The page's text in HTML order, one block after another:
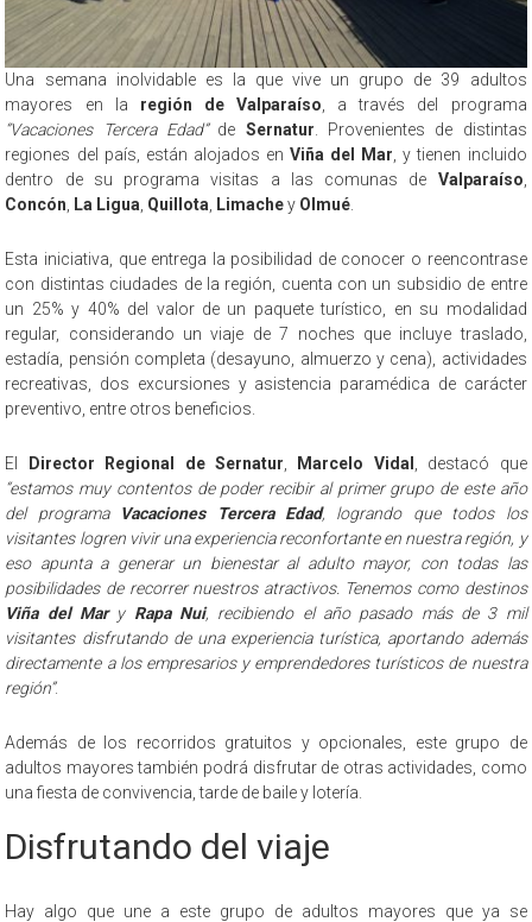
Una semana inolvidable es la que vive un grupo de 39 adultos
mayores en la región de Valparaíso , a través del programa
“Vacaciones Tercera Edad”de Sernatur . Provenientes de distintas
regiones del país, están alojados enViña del Mar , y tienen incluido
dentro de su programa visitas a las comunas de Valparaíso
Concón
La Ligua Quillota Limachey Olmué
Esta iniciativa, que entrega la posibilidad de conocer o reencontrase
con distintas ciudades de la región, cuenta con un subsidio de entre
un 25% y 40% del valor de un paquete turístico, en su modalidad
regular, considerando un viaje de 7 noches que incluye traslado,
estadía, pensión completa (desayuno, almuerzo y cena), actividades
recreativas, dos excursiones y asistencia paramédica de carácter
preventivo, entre otros beneficios.
El Director Regional de Sernatur Marcelo Vidal
, destacó que
“estamos muy contentos de poder recibir al primer grupo de este año
del programa
Vacaciones Tercera Edad, logrando que todos los
visitantes logren vivir una experiencia reconfortante en nuestra región, y
eso apunta a generar un bienestar al adulto mayor, con todas las
posibilidades de recorrer nuestros atractivos. Tenemos como destinos
Viña del Mary Rapa Nui, recibiendo el año pasado más de 3 mil
visitantes disfrutando de una experiencia turística, aportando además
directamente a los empresarios y emprendedores turísticos de nuestra
región”.
Además de los recorridos gratuitos y opcionales, este grupo de
adultos mayores también podrá disfrutar de otras actividades, como
una fiesta de convivencia, tarde de baile y lotería.
Disfrutando del viaje
Hay algo que une a este grupo de adultos mayores que ya se